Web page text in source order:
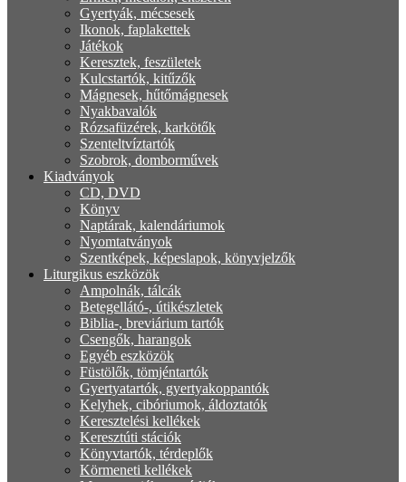
Gyertyák, mécsesek
Ikonok, faplakettek
Játékok
Keresztek, feszületek
Kulcstartók, kitűzők
Mágnesek, hűtőmágnesek
Nyakbavalók
Rózsafüzérek, karkötők
Szenteltvíztartók
Szobrok, domborművek
Kiadványok
CD, DVD
Könyv
Naptárak, kalendáriumok
Nyomtatványok
Szentképek, képeslapok, könyvjelzők
Liturgikus eszközök
Ampolnák, tálcák
Betegellátó-, útikészletek
Biblia-, breviárium tartók
Csengők, harangok
Egyéb eszközök
Füstölők, tömjéntartók
Gyertyatartók, gyertyakoppantók
Kelyhek, cibóriumok, áldoztatók
Keresztelési kellékek
Keresztúti stációk
Könyvtartók, térdeplők
Körmeneti kellékek